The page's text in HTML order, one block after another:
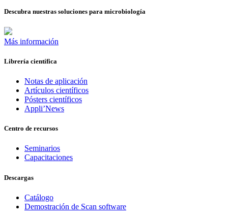
Descubra nuestras soluciones para microbiología
Más información
Librería científica
Notas de aplicación
Artículos científicos
Pósters científicos
Appli’News
Centro de recursos
Seminarios
Capacitaciones
Descargas
Catálogo
Demostración de Scan software